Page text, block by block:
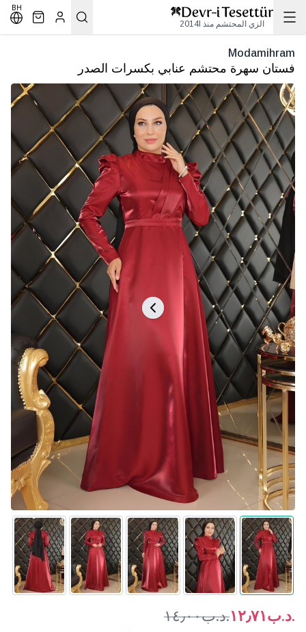
الزي المحتشم منذ 2014l
BH
Modamihram
فستان سهرة محتشم عنابي بكسرات الصدر
.د.ب١٢٫٧١ .د.ب١٤٫٠٠